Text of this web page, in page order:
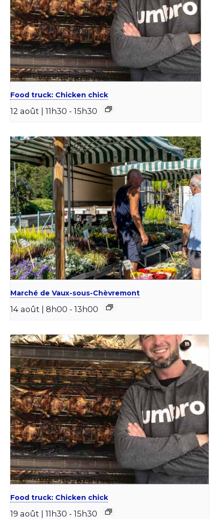
Food truck: Chicken chick
12 août | 11h30 - 15h30
Marché de Vaux-sous-Chèvremont
14 août | 8h00 - 13h00
Food truck: Chicken chick
19 août | 11h30 - 15h30